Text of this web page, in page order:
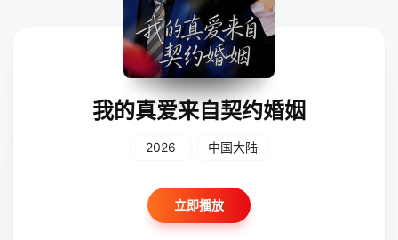
我的真爱来自契约婚姻
2026 中国大陆
立即播放